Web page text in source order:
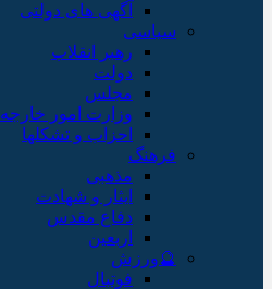
آگهی های دولتی
سیاسی
رهبر انقلاب
دولت
مجلس
وزارت امور خارجه
احزاب و تشکلها
فرهنگ
مذهبی
ایثار و شهادت
دفاع مقدس
اربعین
🔮ورزش
فوتبال